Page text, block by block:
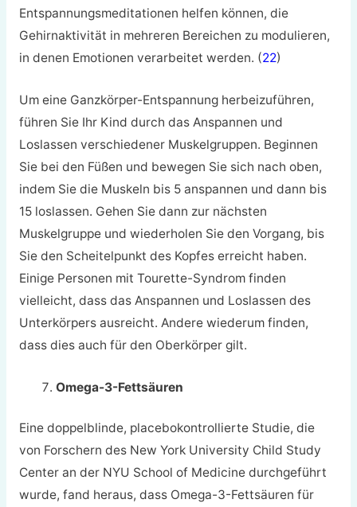
Entspannungsmeditationen helfen können, die
Gehirnaktivität in mehreren Bereichen zu modulieren,
in denen Emotionen verarbeitet werden. (22)
Um eine Ganzkörper-Entspannung herbeizuführen,
führen Sie Ihr Kind durch das Anspannen und
Loslassen verschiedener Muskelgruppen. Beginnen
Sie bei den Füßen und bewegen Sie sich nach oben,
indem Sie die Muskeln bis 5 anspannen und dann bis
15 loslassen. Gehen Sie dann zur nächsten
Muskelgruppe und wiederholen Sie den Vorgang, bis
Sie den Scheitelpunkt des Kopfes erreicht haben.
Einige Personen mit Tourette-Syndrom finden
vielleicht, dass das Anspannen und Loslassen des
Unterkörpers ausreicht. Andere wiederum finden,
dass dies auch für den Oberkörper gilt.
Omega-3-Fettsäuren
Eine doppelblinde, placebokontrollierte Studie, die
von Forschern des New York University Child Study
Center an der NYU School of Medicine durchgeführt
wurde, fand heraus, dass Omega-3-Fettsäuren für